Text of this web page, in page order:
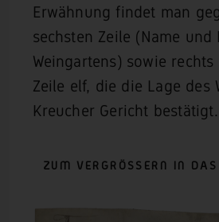
Erwähnung findet man
sechsten Zeile (Name und
Weingartens) sowie
Zeile elf, die die Lage des
Kreucher Gericht
ZUM VERGRÖSSERN IN